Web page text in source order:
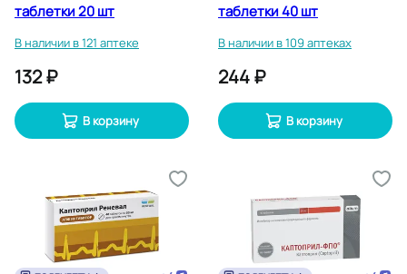
таблетки 20 шт
В наличии в 121 аптеке
132 ₽
В корзину
таблетки 40 шт
В наличии в 109 аптеках
244 ₽
В корзину